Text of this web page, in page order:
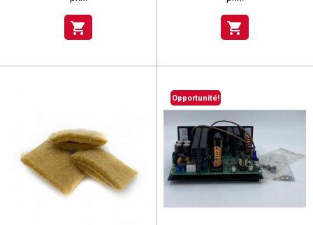
shopping_cart shopping_cart
Opportunité!